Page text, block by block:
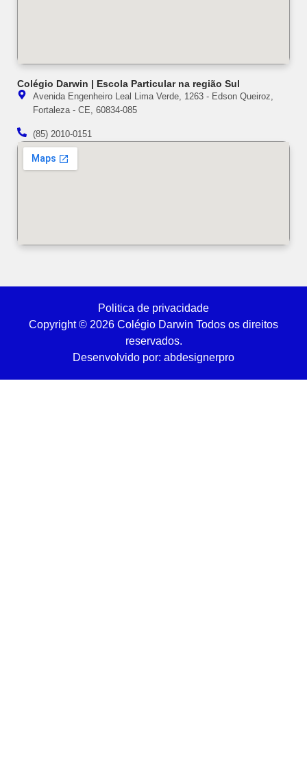
Colégio Darwin | Escola Particular na região Sul
Avenida Engenheiro Leal Lima Verde, 1263 - Edson Queiroz,
Fortaleza - CE, 60834-085
(85) 2010-0151
Politica de privacidade
Copyright © 2026 Colégio Darwin Todos os direitos
reservados.
Desenvolvido por: abdesignerpro